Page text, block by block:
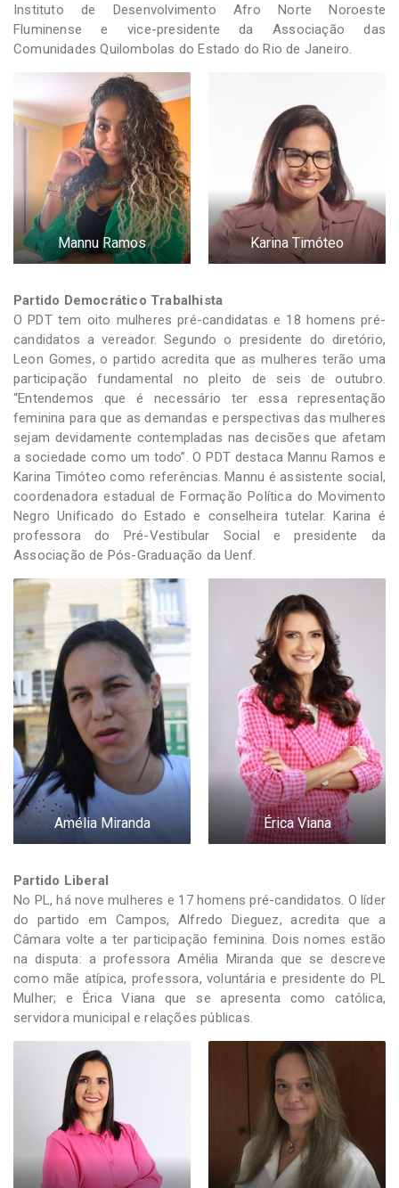
Instituto de Desenvolvimento Afro Norte Noroeste
Fluminense e vice-presidente da Associação das
Comunidades Quilombolas do Estado do Rio de Janeiro.
Mannu Ramos Karina Timóteo
Partido Democrático Trabalhista
O PDT tem oito mulheres pré-candidatas e 18 homens pré-
candidatos a vereador. Segundo o presidente do diretório,
Leon Gomes, o partido acredita que as mulheres terão uma
participação fundamental no pleito de seis de outubro.
“Entendemos que é necessário ter essa representação
feminina para que as demandas e perspectivas das mulheres
sejam devidamente contempladas nas decisões que afetam
a sociedade como um todo”. O PDT destaca Mannu Ramos e
Karina Timóteo como referências. Mannu é assistente social,
coordenadora estadual de Formação Política do Movimento
Negro Unificado do Estado e conselheira tutelar. Karina é
professora do Pré-Vestibular Social e presidente da
Associação de Pós-Graduação da Uenf.
Amélia Miranda Érica Viana
Partido Liberal
No PL, há nove mulheres e 17 homens pré-candidatos. O líder
do partido em Campos, Alfredo Dieguez, acredita que a
Câmara volte a ter participação feminina. Dois nomes estão
na disputa: a professora Amélia Miranda que se descreve
como mãe atípica, professora, voluntária e presidente do PL
Mulher; e Érica Viana que se apresenta como católica,
servidora municipal e relações públicas.